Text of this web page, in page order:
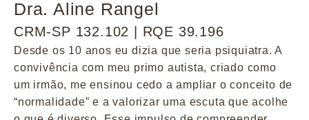
Dra. Aline Rangel
CRM-SP 132.102 | RQE 39.196
Desde os 10 anos eu dizia que seria psiquiatra. A
convivência com meu primo autista, criado como
um irmão, me ensinou cedo a ampliar o conceito de
“normalidade” e a valorizar uma escuta que acolhe